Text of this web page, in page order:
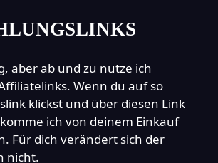
aber ab und zu nutze ich
Wenn du auf so
klickst und über diesen Link
ich von deinem Einkauf
Für dich verändert sich der
nicht.